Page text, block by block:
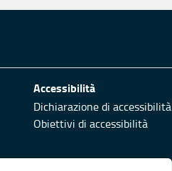
Accessibilità
Dichiarazione di accessibilità
Obiettivi di accessibilità